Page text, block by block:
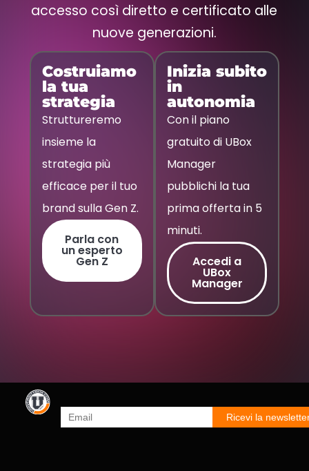
accesso così diretto e certificato alle
nuove generazioni.
Costruiamo
la tua
strategia
Struttureremo
insieme la
strategia più
efficace per il tuo
brand sulla Gen Z.
Parla con
un esperto
Gen Z
Inizia subito
in
autonomia
Con il piano
gratuito di UBox
Manager
pubblichi la tua
prima offerta in 5
minuti.
Accedi a
UBox
Manager